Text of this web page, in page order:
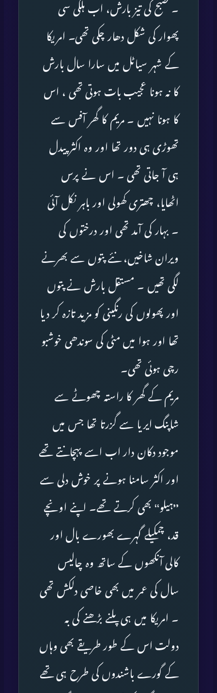
۔ صبح کی تیز بارش، اب ہلکی سی
پھوار کی شکل دھار چکی تھی۔ امریکا
کے شہر سیاٹل میں سارا سال بارش
کا نہ ہونا عجیب بات ہوتی تھی ، اس
کا ہونا نہیں ۔ مریم کا گھر آفس سے
تھوڑی ہی دور تھا اور وہ اکثر پیدل
ہی آ جاتی تھی ۔ اس نے پرس
اٹھایا، چھتری کھولی اور باہر نکل آئی
۔ بہار کی آمد تھی اور درختوں کی
ویران شاخیں، نئے پتوں سے بھرنے
لگی تھیں ۔ مستقل بارش نے پتوں
اور پھولوں کی رنگینی کو مزید تازہ کر دیا
تھا اور ہوا میں مٹی کی سوندھی خوشبو
رچی ہوئی تھی۔
مریم کے گھر کا راستہ چھوٹے سے
شاپنگ ایریا سے گزرتا تھا جس میں
موجود دکان دار اب اسے پہچانتے تھے
اور اکثر سامنا ہونے پر خوش دلی سے
’’ہیلو‘‘ بھی کرتے تھے۔ اپنے اونچے
قد، چمکیلے گہرے بھورے بال اور
کالی آنکھوں کے ساتھ وہ چالیس
سال کی عمر میں بھی خاصی دلکش تھی
۔ امریکا میں ہی پلنے بڑھنے کی بہ
دولت اس کے طور طریقے بھی وہاں
کے گورے باشندوں کی طرح ہی تھے